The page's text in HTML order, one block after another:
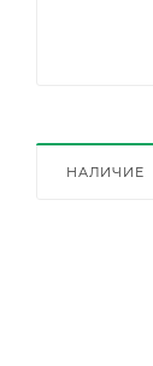
НАЛИЧИЕ